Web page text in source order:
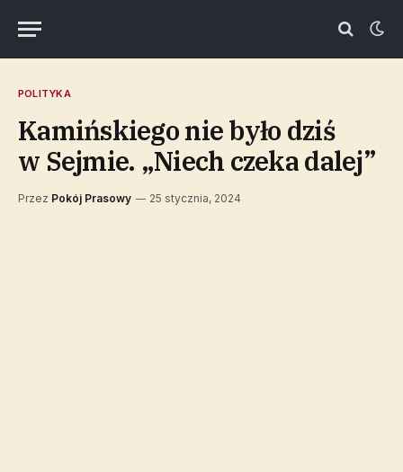
POLITYKA
Kamińskiego nie było dziś
w Sejmie. „Niech czeka dalej”
Przez Pokój Prasowy 25 stycznia, 2024